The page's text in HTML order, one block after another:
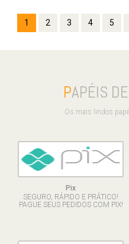
1 2 3 4 5
PAPÉIS DE
Os mais lindos
Pix
SEGURO, RÁPIDO E PRÁTICO!
PAGUE SEUS PEDIDOS COM PIX!